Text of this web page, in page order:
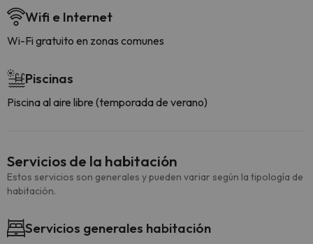
Wifi e Internet
Wi-Fi gratuito en zonas comunes
Piscinas
Piscina al aire libre (temporada de verano)
Servicios de la habitación
Estos servicios son generales y pueden variar según la tipología de
habitación.
Servicios generales habitación